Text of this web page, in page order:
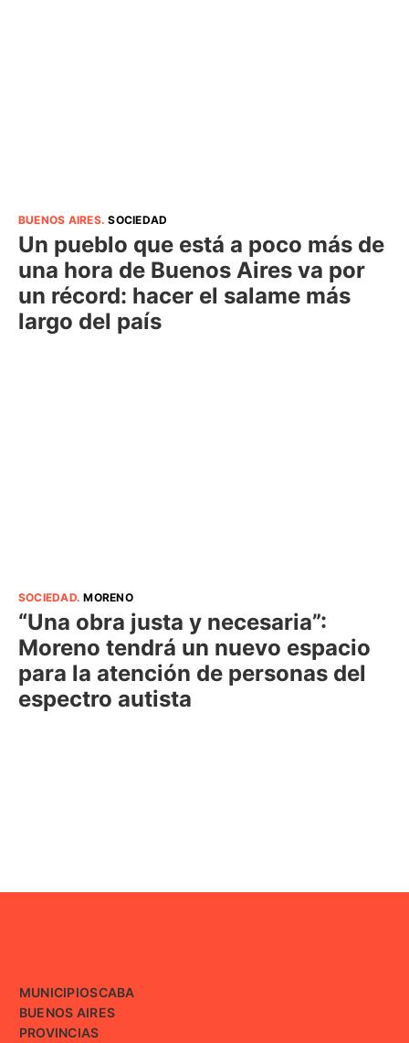
BUENOS AIRES.SOCIEDAD
Un pueblo que está a poco más de
una hora de Buenos Aires va por
un récord: hacer el salame más
largo del país
SOCIEDAD.MORENO
“Una obra justa y necesaria”:
Moreno tendrá un nuevo espacio
para la atención de personas del
espectro autista
MUNICIPIOSCABA
BUENOS AIRES
PROVINCIAS